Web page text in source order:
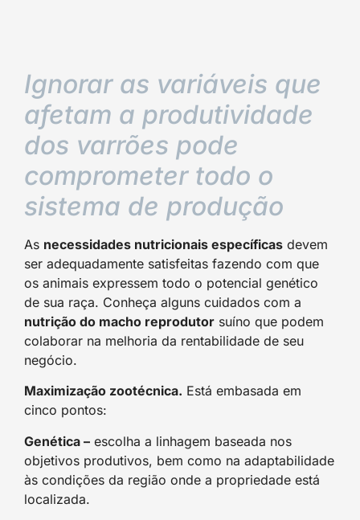
Ignorar as variáveis que
afetam a produtividade
dos varrões pode
comprometer todo o
sistema de produção
As necessidades nutricionais específicas devem
ser adequadamente satisfeitas fazendo com que
os animais expressem todo o potencial genético
de sua raça. Conheça alguns cuidados com a
nutrição do macho reprodutor suíno que podem
colaborar na melhoria da rentabilidade de seu
negócio.
Maximização zootécnica. Está embasada em
cinco pontos:
Genética – escolha a linhagem baseada nos
objetivos produtivos, bem como na adaptabilidade
às condições da região onde a propriedade está
localizada.